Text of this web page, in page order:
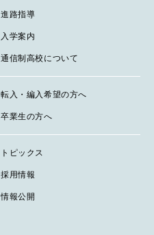
進路指導
入学案内
通信制高校について
転入・編入希望の方へ
卒業生の方へ
トピックス
採用情報
情報公開